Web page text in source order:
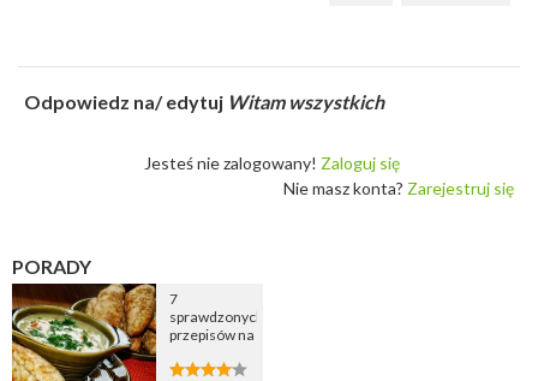
Odpowiedz na/ edytuj Witam wszystkich
Jesteś nie zalogowany! Zaloguj się
Nie masz konta? Zarejestruj się
PORADY
7
sprawdzonych
przepisów na
cebulową